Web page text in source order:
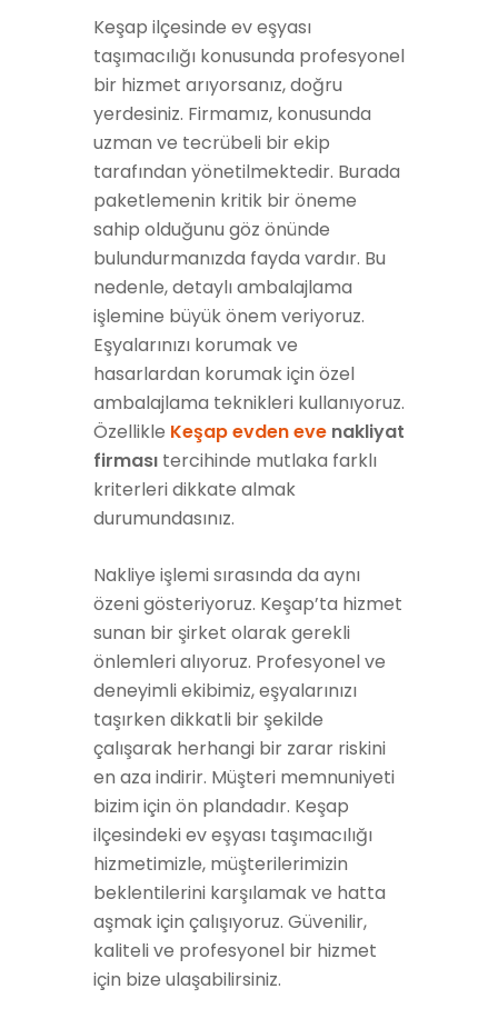
Keşap ilçesinde ev eşyası
taşımacılığı konusunda profesyonel
bir hizmet arıyorsanız, doğru
yerdesiniz. Firmamız, konusunda
uzman ve tecrübeli bir ekip
tarafından yönetilmektedir. Burada
paketlemenin kritik bir öneme
sahip olduğunu göz önünde
bulundurmanızda fayda vardır. Bu
nedenle, detaylı ambalajlama
işlemine büyük önem veriyoruz.
Eşyalarınızı korumak ve
hasarlardan korumak için özel
ambalajlama teknikleri kullanıyoruz.
Özellikle Keşap evden eve nakliyat
firması tercihinde mutlaka farklı
kriterleri dikkate almak
durumundasınız.
Nakliye işlemi sırasında da aynı
özeni gösteriyoruz. Keşap’ta hizmet
sunan bir şirket olarak gerekli
önlemleri alıyoruz. Profesyonel ve
deneyimli ekibimiz, eşyalarınızı
taşırken dikkatli bir şekilde
çalışarak herhangi bir zarar riskini
en aza indirir. Müşteri memnuniyeti
bizim için ön plandadır. Keşap
ilçesindeki ev eşyası taşımacılığı
hizmetimizle, müşterilerimizin
beklentilerini karşılamak ve hatta
aşmak için çalışıyoruz. Güvenilir,
kaliteli ve profesyonel bir hizmet
için bize ulaşabilirsiniz.